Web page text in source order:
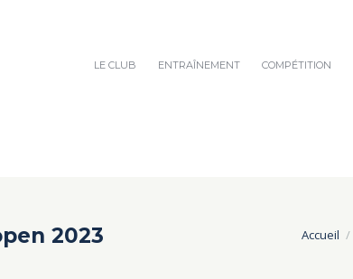
LE CLUB ENTRAÎNEMENT COMPÉTITION
2023 Accueil